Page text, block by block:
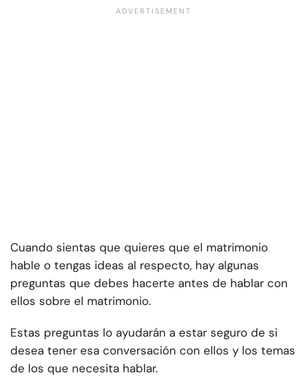
Cuando sientas que quieres que el matrimonio
hable o tengas ideas al respecto, hay algunas
preguntas que debes hacerte antes de hablar con
ellos sobre el matrimonio.
Estas preguntas lo ayudarán a estar seguro de si
desea tener esa conversación con ellos y los temas
de los que necesita hablar.